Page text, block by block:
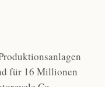
für 16 Millionen